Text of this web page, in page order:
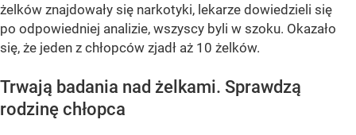
żelków znajdowały się narkotyki, lekarze dowiedzieli się
po odpowiedniej analizie, wszyscy byli w szoku. Okazało
się, że jeden z chłopców zjadł aż 10 żelków.
Trwają badania nad żelkami. Sprawdzą
rodzinę chłopca